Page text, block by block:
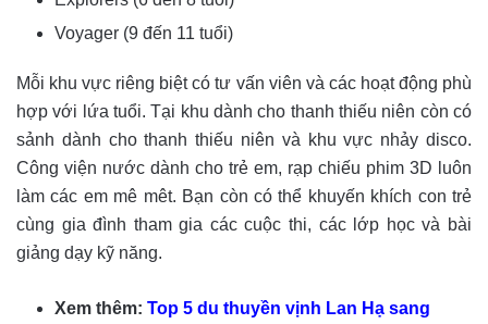
Voyager (9 đến 11 tuổi)
Mỗi khu vực riêng biệt có tư vấn viên và các hoạt động phù
hợp với lứa tuổi. Tại khu dành cho thanh thiếu niên còn có
sảnh dành cho thanh thiếu niên và khu vực nhảy disco.
Công viện nước dành cho trẻ em, rạp chiếu phim 3D luôn
làm các em mê mêt. Bạn còn có thể khuyến khích con trẻ
cùng gia đình tham gia các cuộc thi, các lớp học và bài
giảng dạy kỹ năng.
Xem thêm: Top 5 du thuyền vịnh Lan Hạ sang